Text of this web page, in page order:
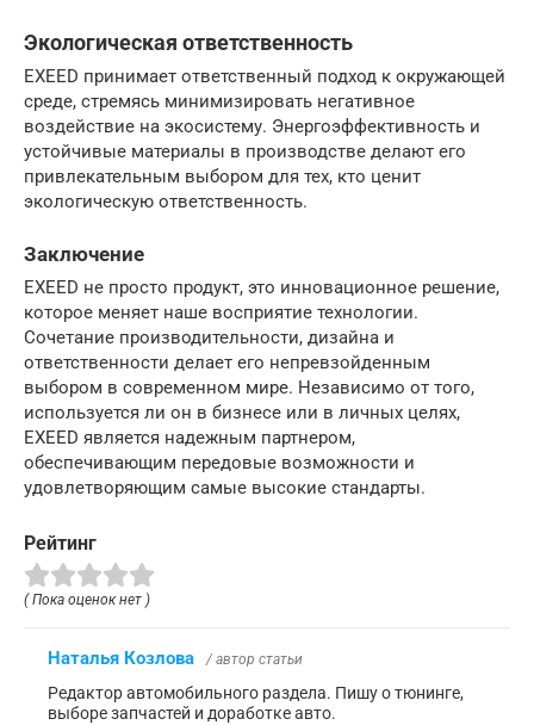
Экологическая ответственность
EXEED принимает ответственный подход к окружающей
среде, стремясь минимизировать негативное
воздействие на экосистему. Энергоэффективность и
устойчивые материалы в производстве делают его
привлекательным выбором для тех, кто ценит
экологическую ответственность.
Заключение
EXEED не просто продукт, это инновационное решение,
которое меняет наше восприятие технологии.
Сочетание производительности, дизайна и
ответственности делает его непревзойденным
выбором в современном мире. Независимо от того,
используется ли он в бизнесе или в личных целях,
EXEED является надежным партнером,
обеспечивающим передовые возможности и
удовлетворяющим самые высокие стандарты.
Рейтинг
( Пока оценок нет )
Наталья Козлова / автор статьи
Редактор автомобильного раздела. Пишу о тюнинге,
выборе запчастей и доработке авто.